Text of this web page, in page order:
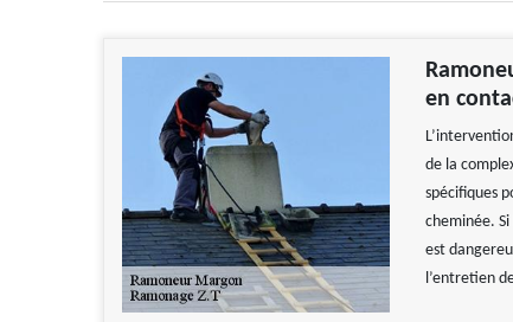
en
de la
spécifiques
cheminée.
est
l’entretien